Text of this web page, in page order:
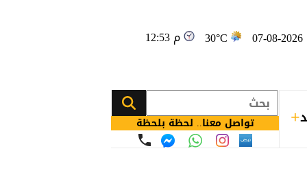
30°C 12:53 م
تواصل معنا.. لحظة بلحظة